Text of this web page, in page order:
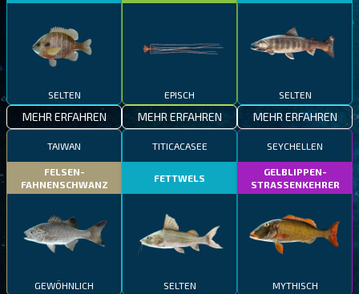
SELTEN
MEHR ERFAHREN
EPISCH
MEHR ERFAHREN
SELTEN
MEHR ERFAHREN
TAIWAN
FELSEN-
FAHNENSCHWANZ
GEWÖHNLICH
TITICACASEE
FETTWELS
SELTEN
SEYCHELLEN
GELBLIPPEN-
STRASSENKEHRER
MYTHISCH